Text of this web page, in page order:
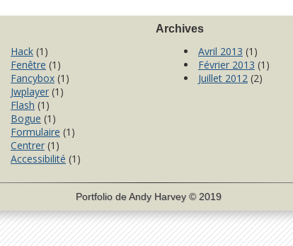
Hack (1)
Fenêtre (1)
Fancybox (1)
Jwplayer (1)
Flash (1)
Bogue (1)
Formulaire (1)
Centrer (1)
Accessibilité (1)
Archives
Avril 2013 (1)
Février 2013 (1)
Juillet 2012 (2)
Portfolio deAndy Harvey© 2019